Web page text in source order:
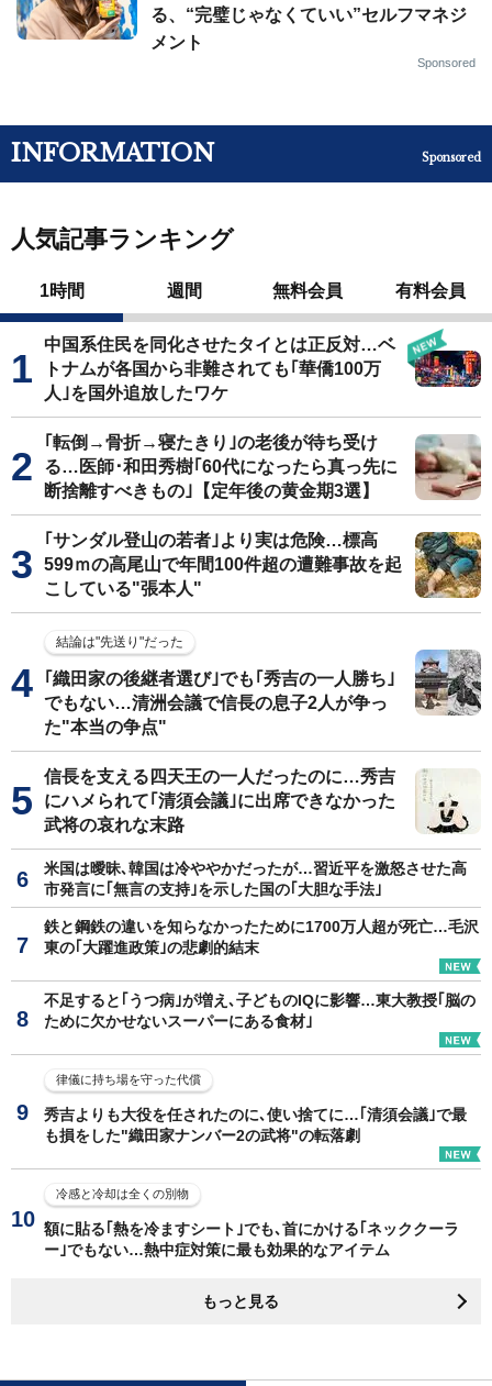
る、“完璧じゃなくていい”セルフマネジ
メント
Sponsored
INFORMATION Sponsored
人気記事ランキング
1時間 週間 無料会員 有料会員
中国系住民を同化させたタイとは正反対…ベ
トナムが各国から非難されても｢華僑100万
人｣を国外追放したワケ
｢転倒→骨折→寝たきり｣の老後が待ち受け
る…医師･和田秀樹｢60代になったら真っ先に
断捨離すべきもの｣【定年後の黄金期3選】
｢サンダル登山の若者｣より実は危険…標高
599ｍの高尾山で年間100件超の遭難事故を起
こしている"張本人"
結論は"先送り"だった
｢織田家の後継者選び｣でも｢秀吉の一人勝ち｣
でもない…清洲会議で信長の息子2人が争っ
た"本当の争点"
信長を支える四天王の一人だったのに…秀吉
にハメられて｢清須会議｣に出席できなかった
武将の哀れな末路
米国は曖昧､韓国は冷ややかだったが…習近平を激怒させた高
市発言に｢無言の支持｣を示した国の｢大胆な手法｣
鉄と鋼鉄の違いを知らなかったために1700万人超が死亡…毛沢
東の｢大躍進政策｣の悲劇的結末
不足すると｢うつ病｣が増え､子どものIQに影響…東大教授｢脳の
ために欠かせないスーパーにある食材｣
律儀に持ち場を守った代償
秀吉よりも大役を任されたのに､使い捨てに…｢清須会議｣で最
も損をした"織田家ナンバー2の武将"の転落劇
冷感と冷却は全くの別物
額に貼る｢熱を冷ますシート｣でも､首にかける｢ネッククーラ
ー｣でもない…熱中症対策に最も効果的なアイテム
もっと見る